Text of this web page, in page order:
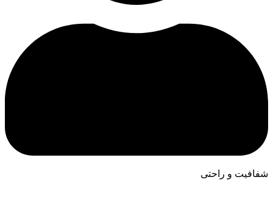
شفافیت و راحتی